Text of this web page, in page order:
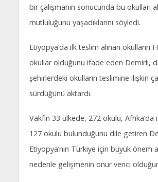
bir çalışmanın sonucunda bu okulları
mutluluğunu yaşadıklarını söyledi.
Etiyopya’da ilk teslim alınan okulların
okullar olduğunu ifade eden Demirli,
şehirlerdeki okulların teslimine ilişkin
sürdüğünü aktardı.
Vakfın 33 ülkede, 272 okulu, Afrika’da
127 okulu bulunduğunu dile getiren
Etiyopya’nın Türkiye için büyük önem
nedenle gelişmenin onur verici